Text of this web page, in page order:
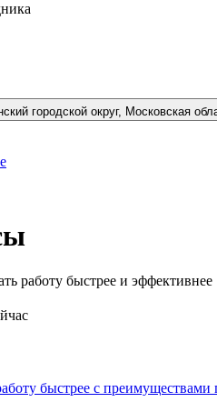
городской округ, Московская
работу быстрее и эффективнее
быстрее с преимуществами